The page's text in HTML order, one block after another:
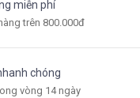
miễn phí
trên 800.000đ
chóng
vòng 14 ngày